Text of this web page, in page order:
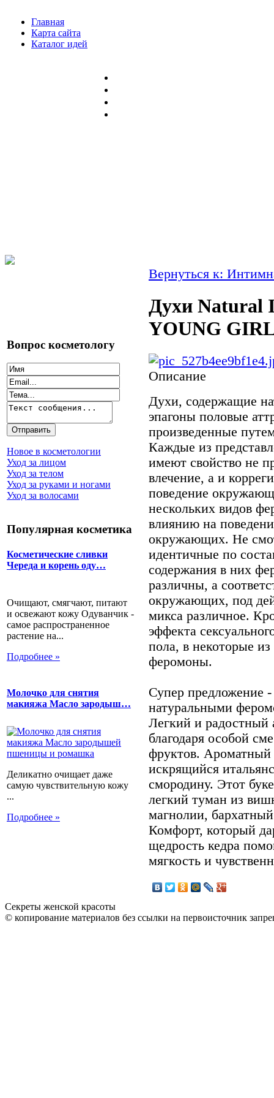
Главная
Карта сайта
Каталог идей
Вопрос косметологу
Новое в косметологии
Уход за лицом
Уход за телом
Уход за руками и ногами
Уход за волосами
Популярная косметика
Косметические сливки
Череда и корень оду…
Очищают, смягчают, питают
и освежают кожу Одуванчик -
самое распространенное
растение на...
Подробнее »
Молочко для снятия
макияжа Масло зародыш…
Деликатно очищает даже
самую чувствительную кожу
...
Подробнее »
Вернуться к:
Духи Natural
YOUNG
Описание
Духи, содержащие
эпагоны половые
произведенные
Каждые из
имеют свойство не
влечение, а и
поведение
нескольких видов
влиянию на
окружающих. Не
идентичные по
содержания в них
различны, а
окружающих, под
микса различное.
эффекта
пола, в некоторые
феромоны.
Супер предложение
натуральными
Легкий и радостный
благодаря особой
фруктов. Ароматный
искрящийся
смородину. Этот
легкий туман из
магнолии,
Комфорт, который
щедрость кедра
мягкость и
Секреты женской красоты
© копирование материалов без ссылки на первоисточник